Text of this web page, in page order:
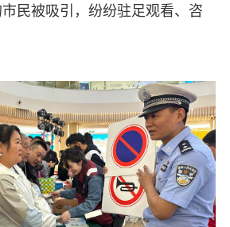
民被吸引，纷纷驻足观看、咨